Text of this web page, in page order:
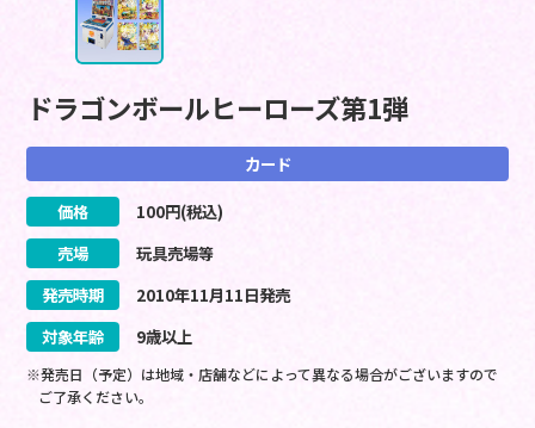
ドラゴンボールヒーローズ第1弾
カード
価格 100円(税込)
売場
玩具売場等
発売時期
2010年11月11日発売
対象年齢
9歳以上
※発売日（予定）は地域・店舗などによって異なる場合がございますので
ご了承ください。